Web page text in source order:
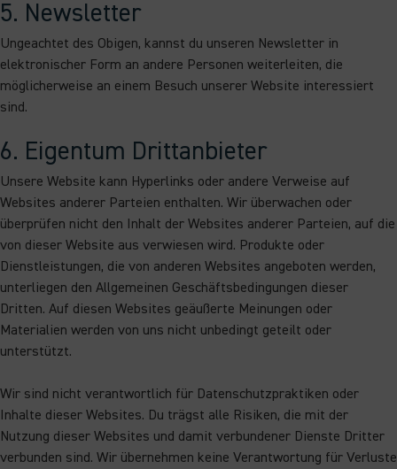
5. Newsletter
Ungeachtet des Obigen, kannst du unseren Newsletter in
elektronischer Form an andere Personen weiterleiten, die
möglicherweise an einem Besuch unserer Website interessiert
sind.
6. Eigentum Drittanbieter
Unsere Website kann Hyperlinks oder andere Verweise auf
Websites anderer Parteien enthalten. Wir überwachen oder
überprüfen nicht den Inhalt der Websites anderer Parteien, auf die
von dieser Website aus verwiesen wird. Produkte oder
Dienstleistungen, die von anderen Websites angeboten werden,
unterliegen den Allgemeinen Geschäftsbedingungen dieser
Dritten. Auf diesen Websites geäußerte Meinungen oder
Materialien werden von uns nicht unbedingt geteilt oder
unterstützt.
Wir sind nicht verantwortlich für Datenschutzpraktiken oder
Inhalte dieser Websites. Du trägst alle Risiken, die mit der
Nutzung dieser Websites und damit verbundener Dienste Dritter
verbunden sind. Wir übernehmen keine Verantwortung für Verluste